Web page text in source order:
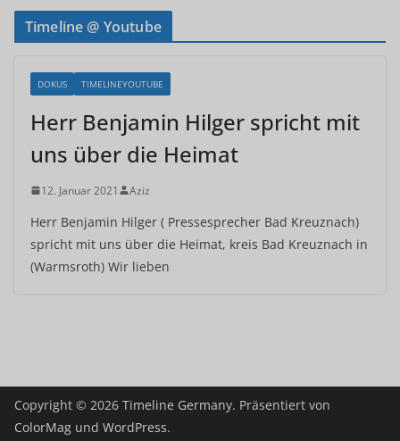
Timeline @ Youtube
DOKUS TIMELINEYOUTUBE
Herr Benjamin Hilger spricht mit
uns über die Heimat
12. Januar 2021 Aziz
Herr Benjamin Hilger ( Pressesprecher Bad Kreuznach)
spricht mit uns über die Heimat, kreis Bad Kreuznach in
(Warmsroth) Wir lieben
Copyright © 2026 Timeline Germany. Präsentiert von
ColorMag und WordPress.